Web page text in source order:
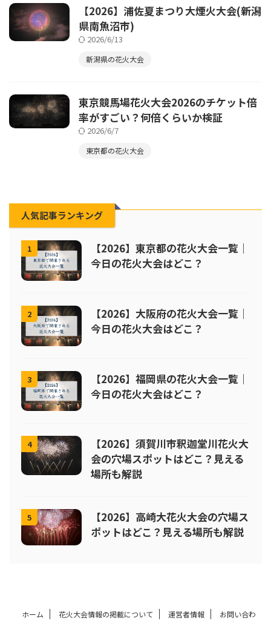
【2026】浦佐夏まつり大煙火大会(新潟
県南魚沼市)
2026/6/13
新潟県の花火大会
東京競馬場花火大会2026のチケット倍
率がすごい？何倍くらいか検証
2026/6/7
東京都の花火大会
人気記事ランキング
1
【2026】東京都の花火大会一覧｜
今日の花火大会はどこ？
2
【2026】大阪府の花火大会一覧｜
今日の花火大会はどこ？
3
【2026】福岡県の花火大会一覧｜
今日の花火大会はどこ？
4
【2026】須賀川市釈迦堂川花火大
会の穴場スポットはどこ？見える
場所も解説
5
【2026】高崎大花火大会の穴場ス
ポットはどこ？見える場所も解説
ホーム 花火大会情報の掲載について 運営者情報 お問い合わ